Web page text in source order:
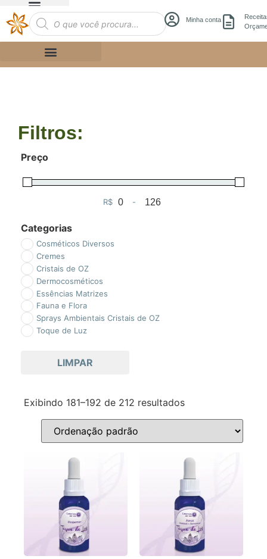
Minha conta
Filtros:
Preço
R$ Minimum Price
-Maximum Price
Categorias
Cosméticos Diversos
Cremes
Cristais de OZ
Dermocosméticos
Essências Matrizes
Fauna e Flora
Sprays Ambientais Cristais de OZ
Toque de Luz
LIMPAR
Exibindo 181–192 de 212 resultados